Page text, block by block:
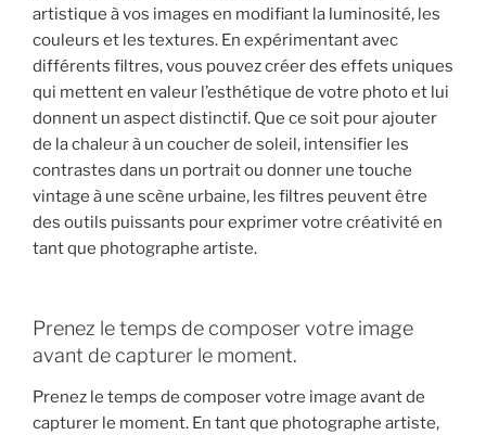
artistique à vos images en modifiant la luminosité, les
couleurs et les textures. En expérimentant avec
différents filtres, vous pouvez créer des effets uniques
qui mettent en valeur l’esthétique de votre photo et lui
donnent un aspect distinctif. Que ce soit pour ajouter
de la chaleur à un coucher de soleil, intensifier les
contrastes dans un portrait ou donner une touche
vintage à une scène urbaine, les filtres peuvent être
des outils puissants pour exprimer votre créativité en
tant que photographe artiste.
Prenez le temps de composer votre image
avant de capturer le moment.
Prenez le temps de composer votre image avant de
capturer le moment. En tant que photographe artiste,